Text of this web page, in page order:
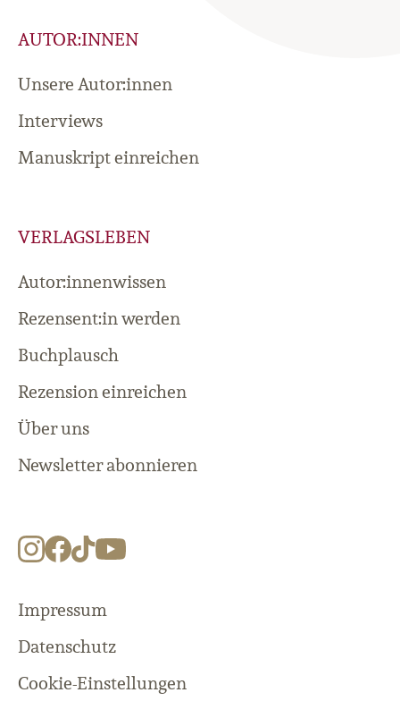
AUTOR:INNEN
Unsere Autor:innen
Interviews
Manuskript einreichen
VERLAGSLEBEN
Autor:innenwissen
Rezensent:in werden
Buchplausch
Rezension einreichen
Über uns
Newsletter abonnieren
Impressum
Datenschutz
Cookie-Einstellungen